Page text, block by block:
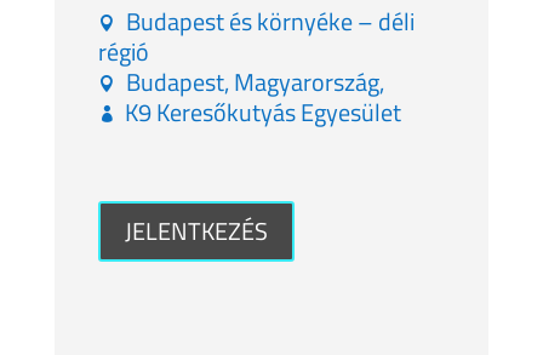
Budapest és környéke – déli
régió
Budapest, Magyarország,
K9 Keresőkutyás Egyesület
JELENTKEZÉS